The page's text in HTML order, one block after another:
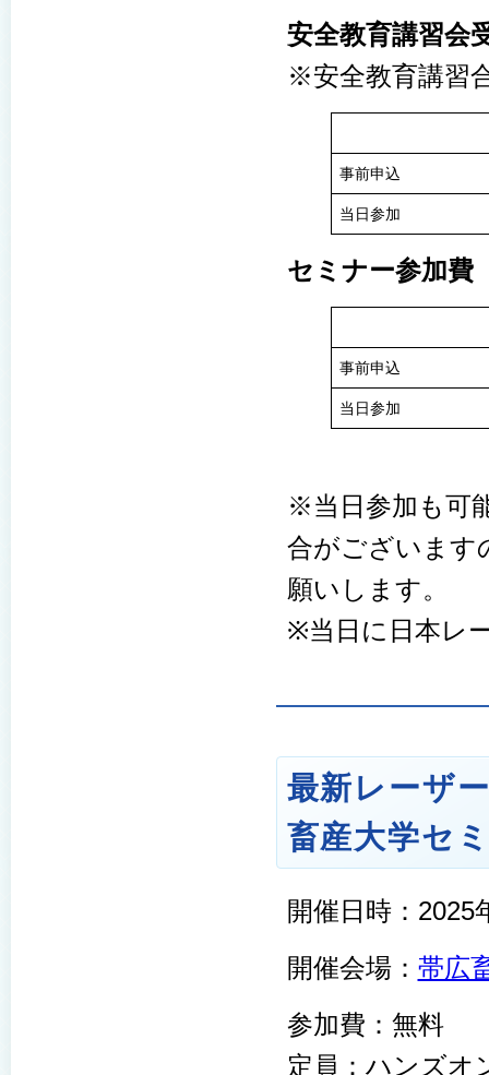
安全教育講習会
※安全教育講習
事前申込
当日参加
セミナー参加費
事前申込
当日参加
※当日参加も可
合がございます
願いします。
※当日に日本レ
最新レーザ
畜産大学セ
開催日時：2025
開催会場： 帯広
参加費：無料
定員：ハンズオ